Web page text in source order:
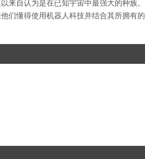
来自认为是在已知宇宙中最强大的种族。
们懂得使用机器人科技并结合其所拥有的